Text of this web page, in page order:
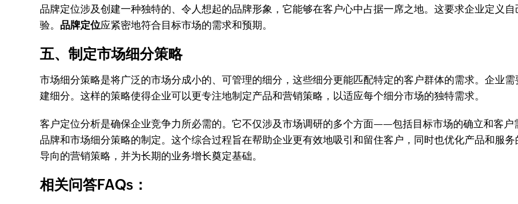
品牌定位涉及创建一种独特的、令人想起的品牌形象，它能够在客户心中占据一席之地。这要求企业定义
验。品牌定位应紧密地符合目标市场的需求和预期。
五、制定市场细分策略
市场细分策略是将广泛的市场分成小的、可管理的细分，这些细分更能匹配特定的客户群体的需求。企业
建细分。这样的策略使得企业可以更专注地制定产品和营销策略，以适应每个细分市场的独特需求。
客户定位分析是确保企业竞争力所必需的。它不仅涉及市场调研的多个方面——包括目标市场的确立和客户
品牌和市场细分策略的制定。这个综合过程旨在帮助企业更有效地吸引和留住客户，同时也优化产品和服
导向的营销策略，并为长期的业务增长奠定基础。
相关问答FAQs：